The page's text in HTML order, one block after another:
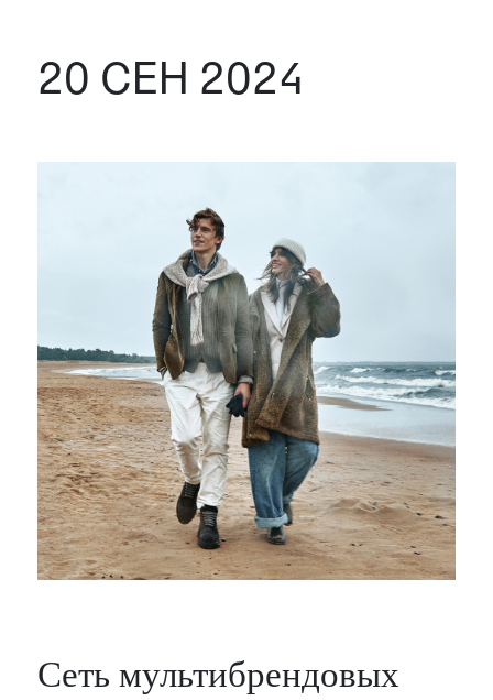
20 СЕН 2024
Сеть мультибрендовых